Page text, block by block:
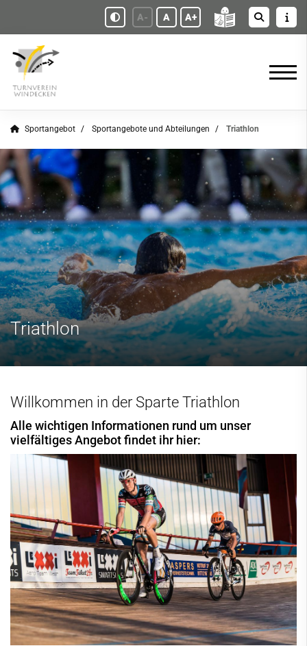
A- A A+
Sportangebot Sportangebote und Abteilungen Triathlon
Triathlon
Willkommen in der Sparte Triathlon
Alle wichtigen Informationen rund um unser
vielfältiges Angebot findet ihr hier: